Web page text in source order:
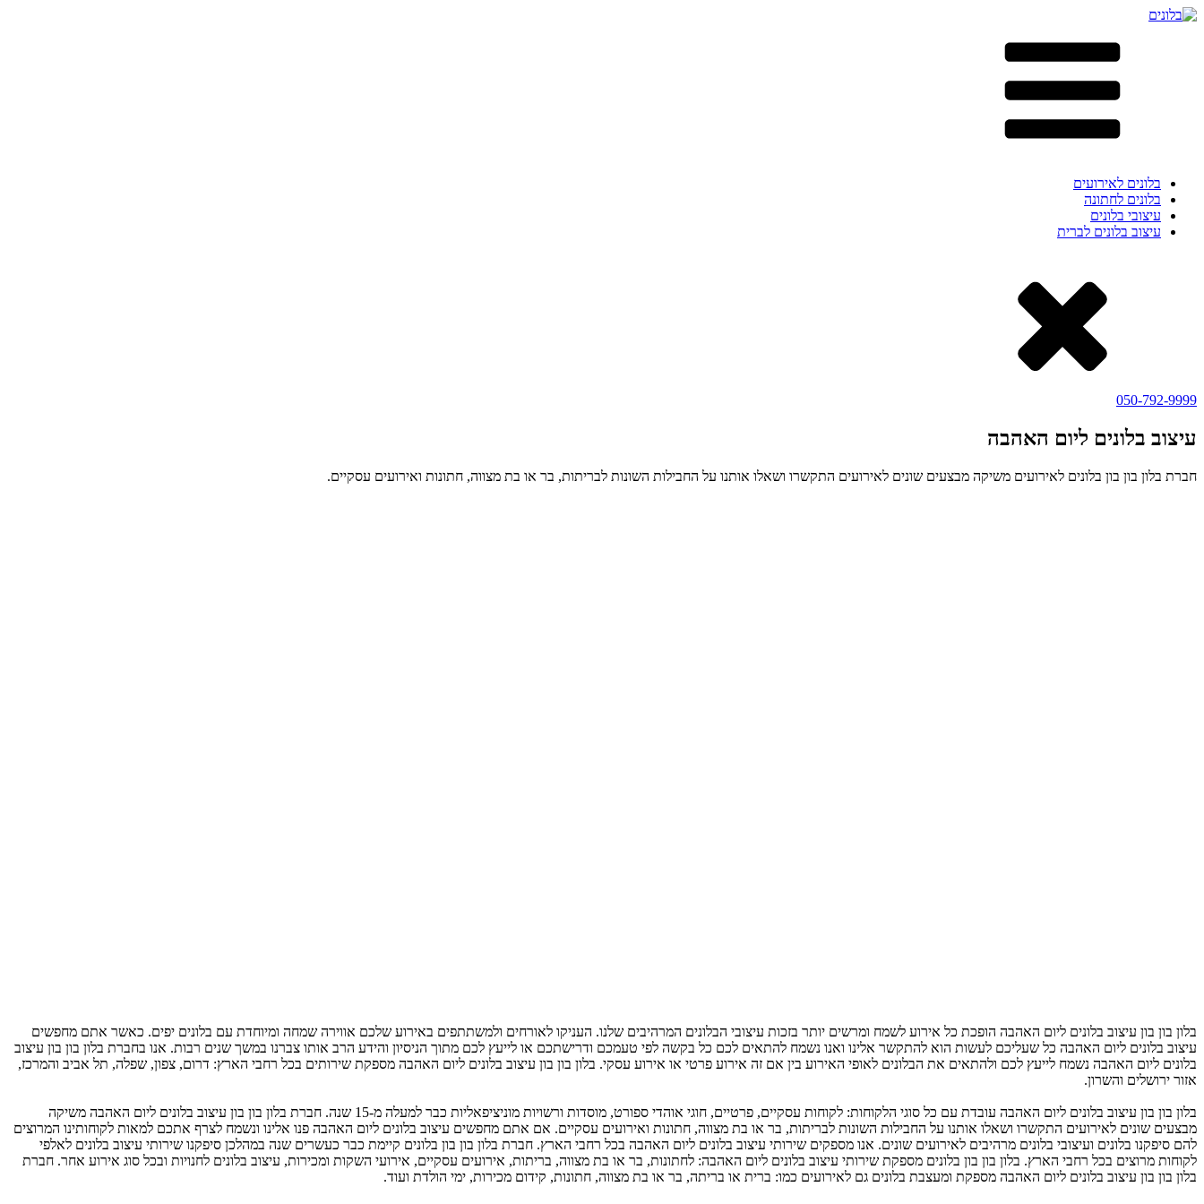
בלונים לאירועים
בלונים לחתונה
עיצובי בלונים
עיצוב בלונים לברית
050-792-9999
עיצוב בלונים ליום האהבה
חברת בלון בון בון בלונים לאירועים משיקה מבצעים שונים לאירועים התקשרו ושאלו אותנו על החבילות השונות לבריתות, בר או בת מצווה, חתונות ואירועים עסקיים.
בלון בון בון עיצוב בלונים ליום האהבה הופכת כל אירוע לשמח ומרשים יותר בזכות עיצובי הבלונים המרהיבים שלנו. העניקו לאורחים ולמשתתפים באירוע שלכם אווירה שמחה ומיוחדת עם בלונים יפים. כאשר אתם מחפשים
עיצוב בלונים ליום האהבה כל שעליכם לעשות הוא להתקשר אלינו ואנו נשמח להתאים לכם כל בקשה לפי טעמכם ודרישתכם או לייעץ לכם מתוך הניסיון והידע הרב אותו צברנו במשך שנים רבות. אנו בחברת בלון בון בון עיצוב
בלונים ליום האהבה נשמח לייעץ לכם ולהתאים את הבלונים לאופי האירוע בין אם זה אירוע פרטי או אירוע עסקי. בלון בון בון עיצוב בלונים ליום האהבה מספקת שירותים בכל רחבי הארץ: דרום, צפון, שפלה, תל אביב והמרכז,
אזור ירושלים והשרון.
בלון בון בון עיצוב בלונים ליום האהבה עובדת עם כל סוגי הלקוחות: לקוחות עסקיים, פרטיים, חוגי אוהדי ספורט, מוסדות ורשויות מוניציפאליות כבר למעלה מ-15 שנה. חברת בלון בון בון עיצוב בלונים ליום האהבה משיקה
מבצעים שונים לאירועים התקשרו ושאלו אותנו על החבילות השונות לבריתות, בר או בת מצווה, חתונות ואירועים עסקיים. אם אתם מחפשים עיצוב בלונים ליום האהבה פנו אלינו ונשמח לצרף אתכם למאות לקוחותינו המרוצים
להם סיפקנו בלונים ועיצובי בלונים מרהיבים לאירועים שונים. אנו מספקים שירותי עיצוב בלונים ליום האהבה בכל רחבי הארץ. חברת בלון בון בון בלונים קיימת כבר כעשרים שנה במהלכן סיפקנו שירותי עיצוב בלונים לאלפי
לקוחות מרוצים בכל רחבי הארץ. בלון בון בון בלונים מספקת שירותי עיצוב בלונים ליום האהבה: לחתונות, בר או בת מצווה, בריתות, אירועים עסקיים, אירועי השקות ומכירות, עיצוב בלונים לחנויות ובכל סוג אירוע אחר. חברת
בלון בון בון עיצוב בלונים ליום האהבה מספקת ומעצבת בלונים גם לאירועים כמו: ברית או בריתה, בר או בת מצווה, חתונות, קידום מכירות, ימי הולדת ועוד.